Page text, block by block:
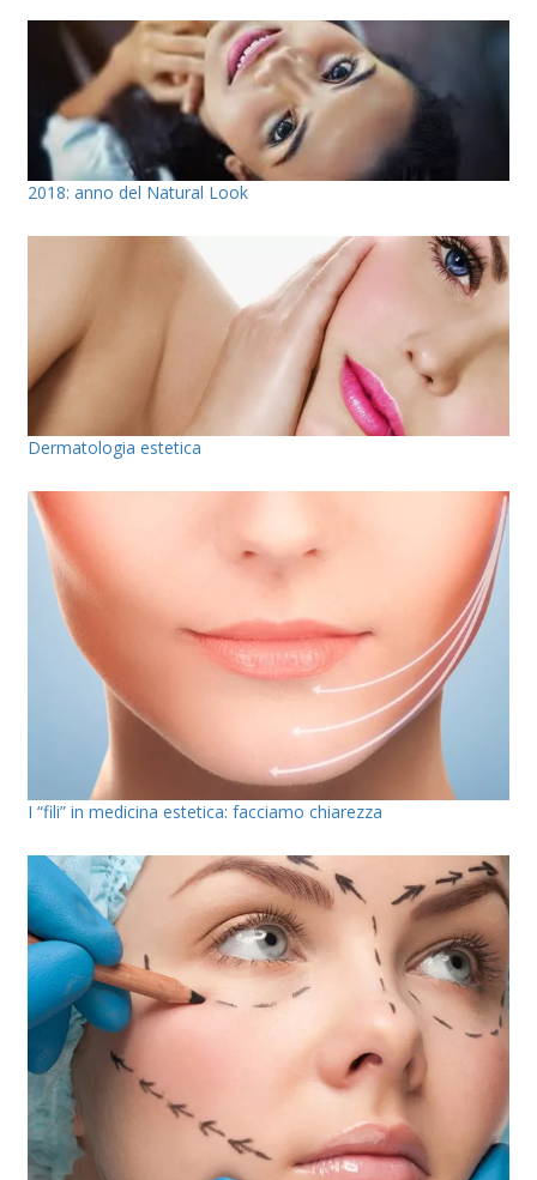
2018: anno del Natural Look
Dermatologia estetica
I “fili” in medicina estetica: facciamo chiarezza